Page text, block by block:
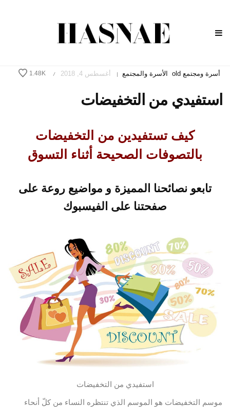
أسرة ومجتمع old الأسرة والمجتمع | أغسطس 4, 2018 /
1.48K
استفيدي من التخفيضات
كيف تستفيدين من التخفيضات
بالتصوفات الصحيحة أثناء التسوق
تابعو نصائحنا المميزة و مواضيع روعة على
صفحتنا على الفيسبوك
استفيدي من التخفيضات
موسم التخفيضات هو الموسم الذي تنتظره النساء من كلّ أنحاء